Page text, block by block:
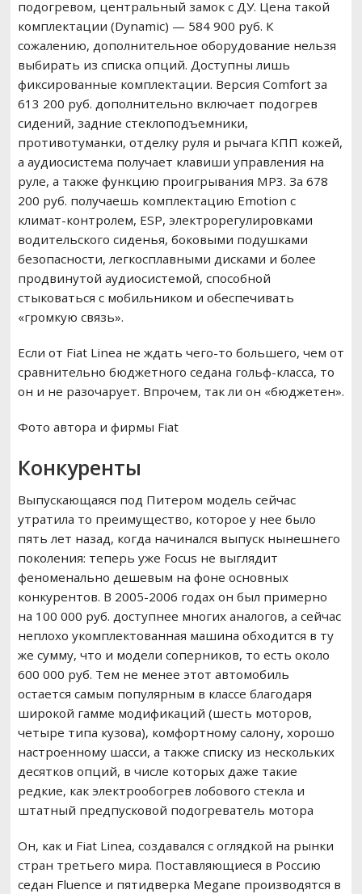
подогревом, центральный замок с ДУ. Цена такой
комплектации (Dynamic) — 584 900 руб. К
сожалению, дополнительное оборудование нельзя
выбирать из списка опций. Доступны лишь
фиксированные комплектации. Версия Comfort за
613 200 руб. дополнительно включает подогрев
сидений, задние стеклоподъемники,
противотуманки, отделку руля и рычага КПП кожей,
а аудиосистема получает клавиши управления на
руле, а также функцию проигрывания MP3. За 678
200 руб. получаешь комплектацию Emotion с
климат-контролем, ESP, электрорегулировками
водительского сиденья, боковыми подушками
безопасности, легкосплавными дисками и более
продвинутой аудиосистемой, способной
стыковаться с мобильником и обеспечивать
«громкую связь».
Если от Fiat Linea не ждать чего-то большего, чем от
сравнительно бюджетного седана гольф-класса, то
он и не разочарует. Впрочем, так ли он «бюджетен».
Фото автора и фирмы Fiat
Конкуренты
Выпускающаяся под Питером модель сейчас
утратила то преимущество, которое у нее было
пять лет назад, когда начинался выпуск нынешнего
поколения: теперь уже Focus не выглядит
феноменально дешевым на фоне основных
конкурентов. В 2005-2006 годах он был примерно
на 100 000 руб. доступнее многих аналогов, а сейчас
неплохо укомплектованная машина обходится в ту
же сумму, что и модели соперников, то есть около
600 000 руб. Тем не менее этот автомобиль
остается самым популярным в классе благодаря
широкой гамме модификаций (шесть моторов,
четыре типа кузова), комфортному салону, хорошо
настроенному шасси, а также списку из нескольких
десятков опций, в числе которых даже такие
редкие, как электрообогрев лобового стекла и
штатный предпусковой подогреватель мотора
Он, как и Fiat Linea, создавался с оглядкой на рынки
стран третьего мира. Поставляющиеся в Россию
седан Fluence и пятидверка Megane производятся в